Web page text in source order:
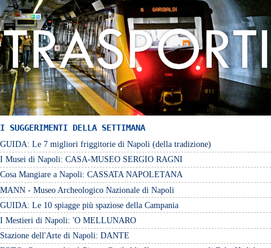
I SUGGERIMENTI DELLA SETTIMANA
GUIDA: Le 7 migliori friggitorie di Napoli (della tradizione)
I Musei di Napoli: CASA-MUSEO SERGIO RAGNI
Cosa Mangiare a Napoli: CASSATA NAPOLETANA
MANN - Museo Archeologico Nazionale di Napoli
GUIDA: Le 10 spiagge più spaziose della Campania
I Mestieri di Napoli: 'O MELLUNARO
Stazione dell'Arte di Napoli: DANTE